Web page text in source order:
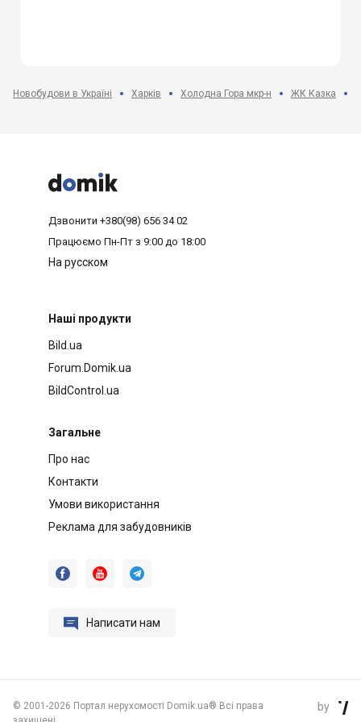
Новобудови в Україні Харків Холодна Гора мкр-н ЖК Казка



Дзвонити +380(98) 656 34 02
Працюємо Пн-Пт з 9:00 до 18:00
На русском
Наші продукти
Bild.ua
Forum.Domik.ua
BildControl.ua
Загальне
Про нас
Контакти
Умови використання
Реклама для забудовників
  
 Написати нам
© 2001-2026 Портал нерухомості Domik.ua® Всі права
by 